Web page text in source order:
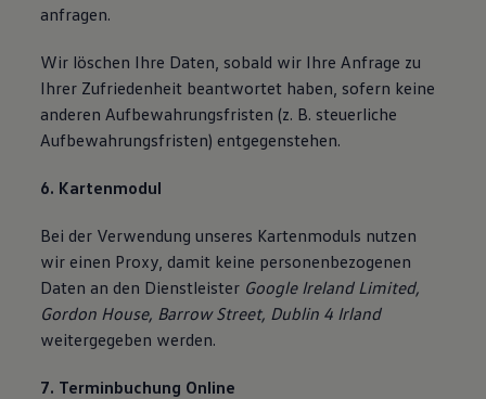
anfragen.
Wir löschen Ihre Daten, sobald wir Ihre Anfrage zu
Ihrer Zufriedenheit beantwortet haben, sofern keine
anderen Aufbewahrungsfristen (z. B. steuerliche
Aufbewahrungsfristen) entgegenstehen.
6. Kartenmodul
Bei der Verwendung unseres Kartenmoduls nutzen
wir einen Proxy, damit keine personenbezogenen
Daten an den Dienstleister Google Ireland Limited,
Gordon House, Barrow Street, Dublin 4 Irland
weitergegeben werden.
7. Terminbuchung Online